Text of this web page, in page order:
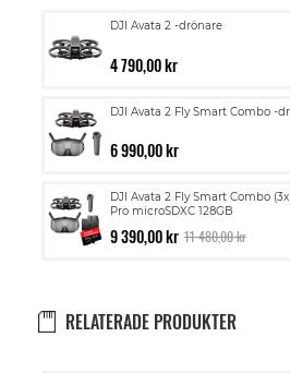
DJI Avata 2 -drönare
4 790,00 kr
DJI Avata 2 Fly Smart Combo -
6 990,00 kr
DJI Avata 2 Fly Smart Combo
Pro microSDXC 128GB
9 390,00 kr 11 480,00 kr
RELATERADE PRODUKTER